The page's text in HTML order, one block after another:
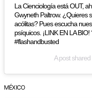
La Cienciología está OUT,
Gwyneth Paltrow. ¿Quieres
acólitas? Pues escucha
psíquicos. ¡LINK EN LA
#flashandbusted
A post
MÉXICO